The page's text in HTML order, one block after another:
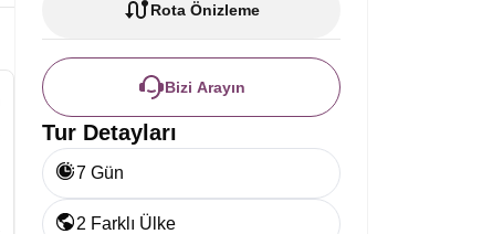
Rota Önizleme
Bizi Arayın
Tur Detayları
7 Gün
2 Farklı Ülke